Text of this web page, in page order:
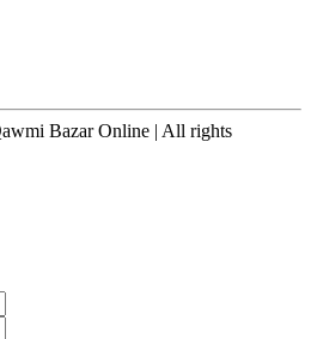
Bazar Online | All rights